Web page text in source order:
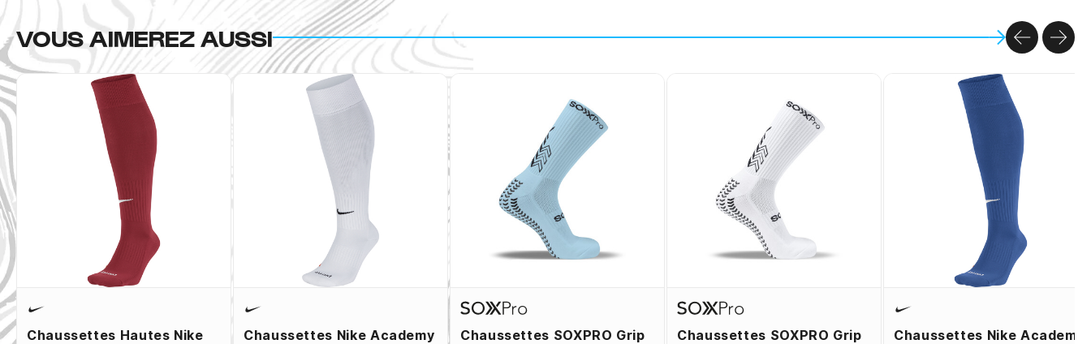
VOUS AIMEREZ AUSSI
Chaussettes Hautes Nike
Chaussettes Nike Academy
Chaussettes SOXPRO Grip
Chaussettes SOXPRO Grip
Chaussettes Nike Academy